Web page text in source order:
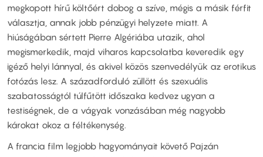
megkopott hírű költőért dobog a szíve, mégis a másik férfit
választja, annak jobb pénzügyi helyzete miatt. A
hiúságában sértett Pierre Algériába utazik, ahol
megismerkedik, majd viharos kapcsolatba keveredik egy
igéző helyi lánnyal, és akivel közös szenvedélyük az erotikus
fotózás lesz. A századforduló züllött és szexuális
szabatosságtól túlfűtött időszaka kedvez ugyan a
testiségnek, de a vágyak vonzásában még nagyobb
károkat okoz a féltékenység.
A francia film legjobb hagyományait követő Pajzán